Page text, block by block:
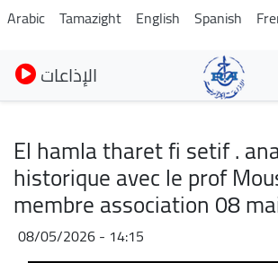
Skip
to
main
content
Arabic Tamazight English Spanish
الإذاعات
El hamla tharet fi setif .
historique avec le prof
membre association 08
08/05/2026 - 14:15